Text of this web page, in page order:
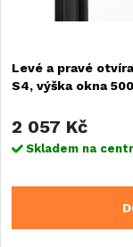
Levé a pravé
S4, výška okna
2 057 Kč
Skladem na